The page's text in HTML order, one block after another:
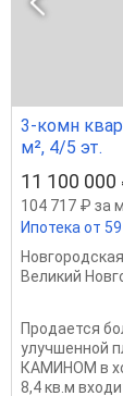
3-комн
м², 4/5 эт.
11 100 000
104 717 ₽ за м
Ипотека от
Великий
Продается
улучшенной
КАМИНОМ в
8,4 кв.м